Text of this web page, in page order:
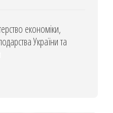
економіки,
України та